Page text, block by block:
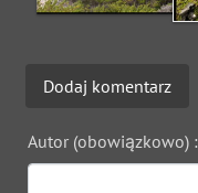
Dodaj komentarz
Autor (obowiązkowo) :